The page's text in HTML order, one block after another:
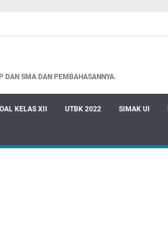
DAN SMA DAN PEMBAHASANNYA.
KELAS XII UTBK 2022 SIMAK UI